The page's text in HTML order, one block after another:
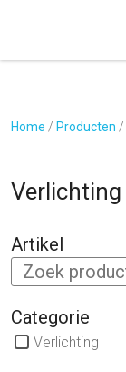
Home / Producten /
Verlichting
Artikel
Categorie
Verlichting